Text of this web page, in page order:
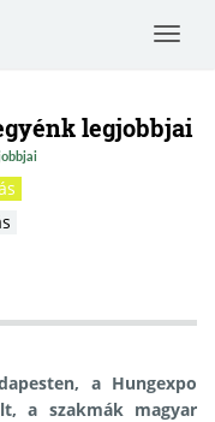
Toggle
legjobbjai
a Hungexpo
a szakmák magyar